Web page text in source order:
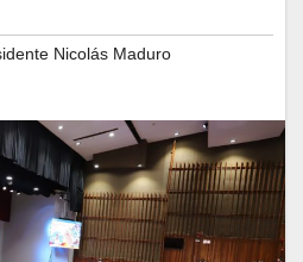
Nicolás Maduro